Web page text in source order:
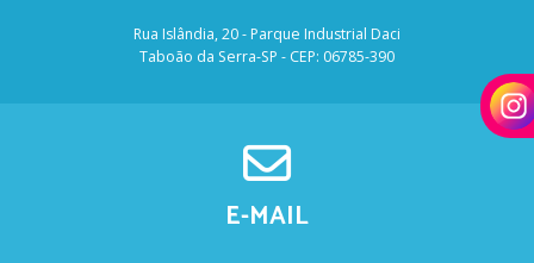
Rua Islândia, 20 - Parque Industrial Daci
Taboão da Serra-SP - CEP: 06785-390
E-MAIL